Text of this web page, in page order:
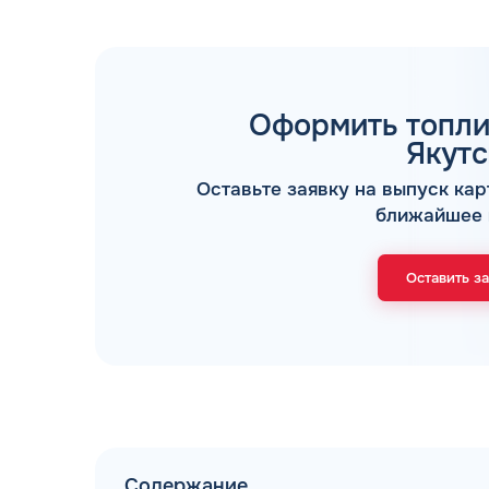
Оформить
Оставьте заявку на выпуск
ближайшее
Оставить
ТОПЛИВНЫЕ
Мы свяжемся с